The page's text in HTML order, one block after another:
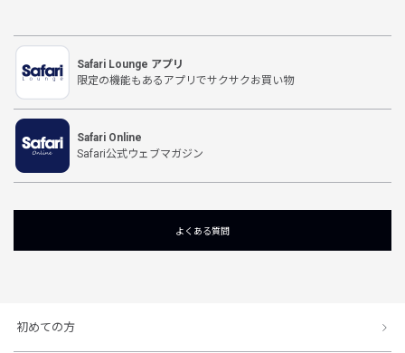
Safari Lounge アプリ
限定の機能もあるアプリでサクサクお買い物
Safari Online
Safari公式ウェブマガジン
よくある質問
初めての方